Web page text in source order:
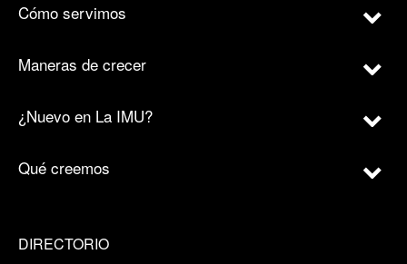
Cómo servimos
Maneras de crecer
¿Nuevo en La IMU?
Qué creemos
DIRECTORIO